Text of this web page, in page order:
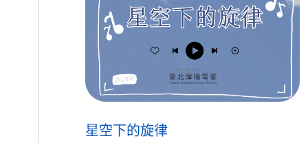
星空下的旋律